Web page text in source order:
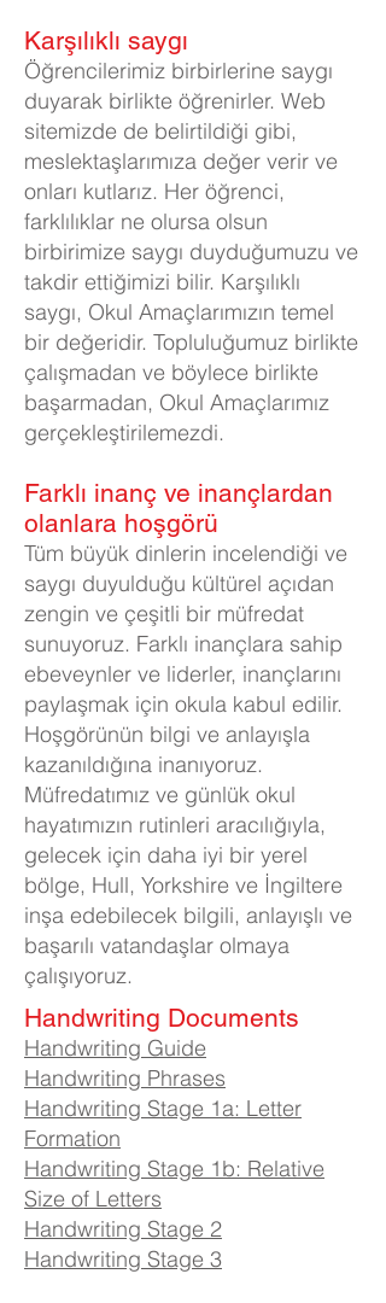
Karşılıklı saygı
Öğrencilerimiz birbirlerine saygı
duyarak birlikte öğrenirler. Web
sitemizde de belirtildiği gibi,
meslektaşlarımıza değer verir ve
onları kutlarız. Her öğrenci,
farklılıklar ne olursa olsun
birbirimize saygı duyduğumuzu ve
takdir ettiğimizi bilir. Karşılıklı
saygı, Okul Amaçlarımızın temel
bir değeridir. Topluluğumuz birlikte
çalışmadan ve böylece birlikte
başarmadan, Okul Amaçlarımız
gerçekleştirilemezdi.
Farklı inanç ve inançlardan
olanlara hoşgörü
Tüm büyük dinlerin incelendiği ve
saygı duyulduğu kültürel açıdan
zengin ve çeşitli bir müfredat
sunuyoruz. Farklı inançlara sahip
ebeveynler ve liderler, inançlarını
paylaşmak için okula kabul edilir.
Hoşgörünün bilgi ve anlayışla
kazanıldığına inanıyoruz.
Müfredatımız ve günlük okul
hayatımızın rutinleri aracılığıyla,
gelecek için daha iyi bir yerel
bölge, Hull, Yorkshire ve İngiltere
inşa edebilecek bilgili, anlayışlı ve
başarılı vatandaşlar olmaya
çalışıyoruz.
​Handwriting Documents
Handwriting Guide
Handwriting Phrases
Handwriting Stage 1a: Letter
Formation
Handwriting Stage 1b: Relative
Size of Letters
Handwriting Stage 2
Handwriting Stage 3